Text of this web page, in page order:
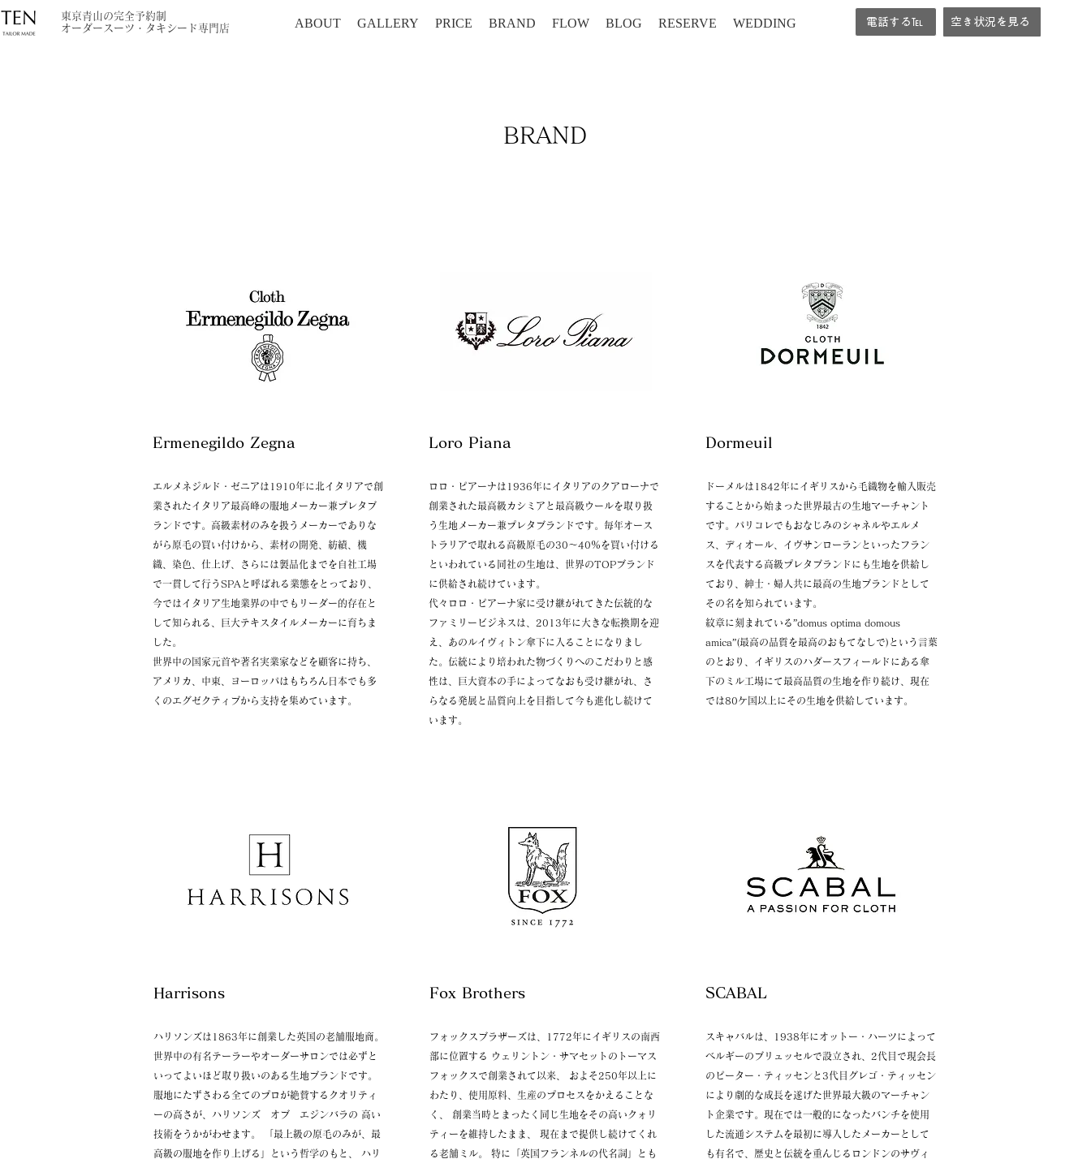
東京青山の完全予約制
オーダースーツ・タキシード専門店
ABOUT GALLERY PRICE BRAND FLOW BLOG RESERVE WEDDING 電話する℡ 空き状況を見る
​BRAND
Ermenegildo Zegna
エルメネジルド・ゼニアは1910年に北イタリアで創
業されたイタリア最高峰の服地メーカー兼プレタブ
ランドです。高級素材のみを扱うメーカーでありな
がら原毛の買い付けから、素材の開発、紡績、機
織、染色、仕上げ、さらには製品化までを自社工場
で一貫して行うSPAと呼ばれる業態をとっており、
今ではイタリア生地業界の中でもリーダー的存在と
して知られる、巨大テキスタイルメーカーに育ちま
した。
世界中の国家元首や著名実業家などを顧客に持ち、
アメリカ、中東、ヨーロッパはもちろん日本でも多
くのエグゼクティブから支持を集めています。
Loro Piana
ロロ・ピアーナは1936年にイタリアのクアローナで
創業された最高級カシミアと最高級ウールを取り扱
う生地メーカー兼プレタブランドです。毎年オース
トラリアで取れる高級原毛の30～40％を買い付ける
といわれている同社の生地は、 世界​のTOPブランド
に供給され続けています。
代々ロロ・ピアーナ家に受け継がれてきた伝統的な
ファミリービジネスは、2013年に大きな転換期を迎
え、あのルイヴィトン傘下に入ることになりまし
た。伝統により培われた物づくりへのこだわりと感
性は、巨大資本の手によってなおも受け継がれ、さ
らなる発展と品質向上を目指して今も進化し続けて
います。
Dormeuil
ドーメルは1842年にイギリスから毛織物を輸入販売
することから始まった世界最古の生地マーチャント
です。パリコレでもおなじみのシャネルやエルメ
ス、ディオール、イヴサンローランといったフラン
スを代表する高級プレタブランドにも生地を供給し
ており、紳士・婦人共に最高の生地ブランドとして
その名を知られています。
紋章に刻まれている”domus optima domous
amica”(最高の品質を最高のおもてなしで)という言葉
のとおり、イギリスのハダースフィールドにある傘
下のミル工場にて最高品質の生地を作り続け、現在
では80ケ国以上にその生地を供給しています。
Harrisons
ハリソンズは1863年に創業した英国の老舗服地商。
世界中の有名テーラーやオーダーサロンでは必ずと
いってよいほど取り扱いのある生地ブランドです。
服地にたずさわる全てのプロが絶賛するクオリティ
ーの高さが、ハリソンズ オブ エジンバラの 高い
技術をうかがわせます。 「最上級の原毛のみが、最
高級の服地を作り上げる」という哲学のもと、 ハリ
​Fox Brothers
フォックスブラザーズは、1772年にイギリスの南西
部に位置する ウェリントン・サマセットのトーマス
フォックスで創業されて以来、 およそ250年以上に
わたり、使用原料、生産のプロセスをかえることな
く、 創業当時とまったく同じ生地をその高いクォリ
ティーを維持したまま、 現在まで提供し続けてくれ
る老舗ミル。 特に「英国フランネルの代名詞」とも
​SCABAL
スキャバルは、1938年にオットー・ハーツによって
ベルギーのブリュッセルで設立され、2代目で現会長
のピーター・ティッセンと3代目グレゴ・ティッセン
により劇的な成長を遂げた世界最大級のマーチャン
ト企業です。現在では一般的になったバンチを使用
した流通システムを最初に導入したメーカーとして
も有名で、歴史と伝統を重んじるロンドンのサヴィ